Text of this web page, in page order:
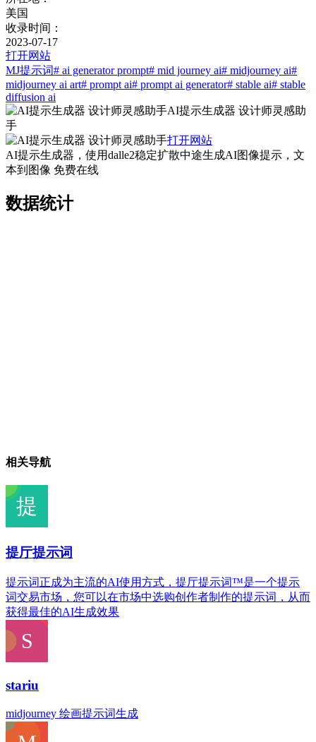
美国
收录时间：
2023-07-17
打开网站
MJ提示词# ai generator prompt# mid journey ai# midjourney ai#
midjourney ai art# prompt ai# prompt ai generator# stable ai# stable
diffusion ai
AI提示生成器 设计师灵感助
手
打开网站
AI提示生成器，使用dalle2稳定扩散中途生成AI图像提示，文
本到图像 免费在线
数据统计
相关导航
提厅提示词
提示词正成为主流的AI使用方式，提厅提示词™是一个提示
词交易市场，您可以在市场中选购创作者制作的提示词，从而
获得最佳的AI生成效果
stariu
midjourney 绘画提示词生成